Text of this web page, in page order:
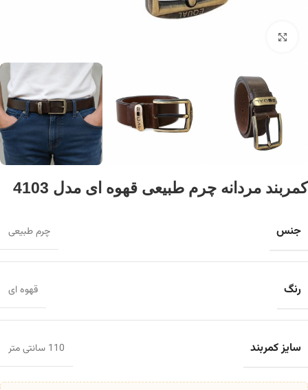
کمربند مردانه چرم طبیعی قهوه ای مدل 4103
جنس چرم طبیعی
رنگ قهوه ای
سایز کمربند 110 سانتی متر